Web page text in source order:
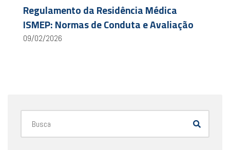
Regulamento da Residência Médica
ISMEP: Normas de Conduta e Avaliação
09/02/2026